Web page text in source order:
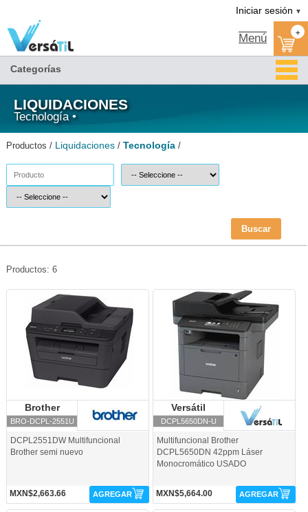
Iniciar sesión ▼
Menú +
Categorías
LIQUIDACIONES
Tecnología •
Productos / Liquidaciones / Tecnología /
Buscar
Productos: 6
BRO-DCPL-2551U-Brother
Brother
BRO-DCPL-2551U
Brother
DCPL2551DW Multifuncional
Brother semi nuevo
MXN$2,663.66 AGREGAR
DCPL5650DN-U-Versátil
Versátil
DCPL5650DN-U
Multifuncional Brother
DCPL5650DN 42ppm Láser
Monocromático USADO
MXN$5,664.00 AGREGAR